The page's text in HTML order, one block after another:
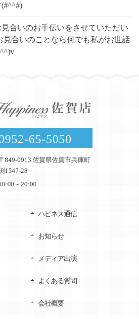
合いのお手伝いをさせていただい
見合いのことなら何でも私がお世話
65-5050
849-0913 佐賀県佐賀市兵庫町
1547-28
～20:00
ハピネス通信
お知らせ
メディア出演
よくある質問
会社概要